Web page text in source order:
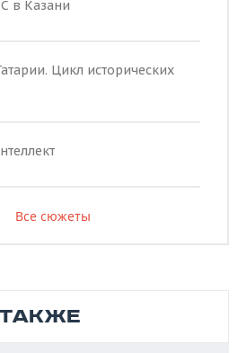
в Казани
Цикл исторических
Все сюжеты